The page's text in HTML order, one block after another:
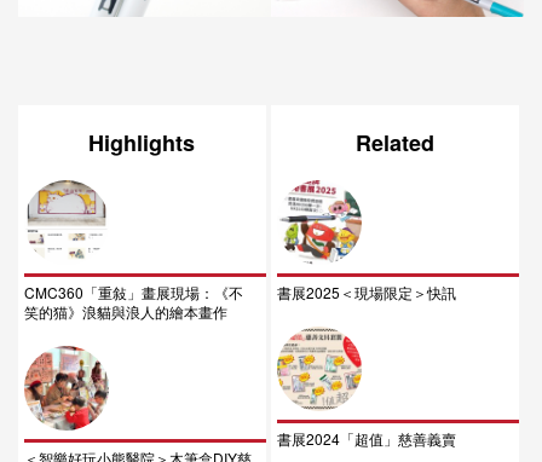
Highlights
CMC360「重敍」畫展現場：《不
笑的猫》浪貓與浪人的繪本畫作
＜智樂好玩小熊醫院＞木筆盒DIY慈
Related
書展2025＜現場限定＞快訊
書展2024「超值」慈善義賣